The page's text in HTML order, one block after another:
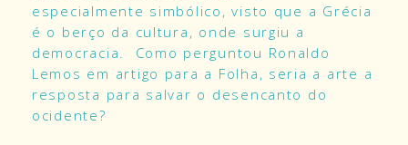
especialmente simbólico, visto que a Grécia
é o berço da cultura, onde surgiu a
democracia. Como perguntou Ronaldo
Lemos em artigo para a Folha , seria a arte a
resposta para salvar o desencanto do
ocidente?